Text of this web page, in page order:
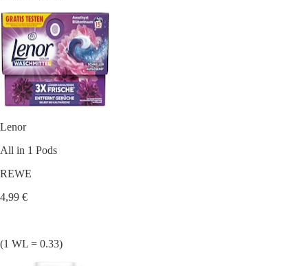
Lenor
All in 1 Pods
REWE
4,99 €
(1 WL = 0.33)